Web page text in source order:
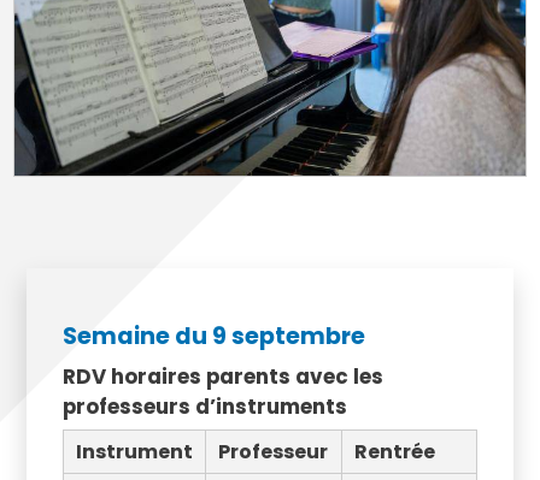
Semaine du 9 septembre
RDV horaires parents avec les
professeurs d’instruments
Instrument Professeur
Rentrée